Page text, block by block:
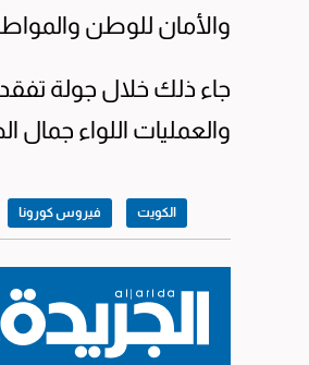
والأمان للوطن
جاء ذلك خلال جولة
والعمليات اللواء
الكويت فيروس كورونا